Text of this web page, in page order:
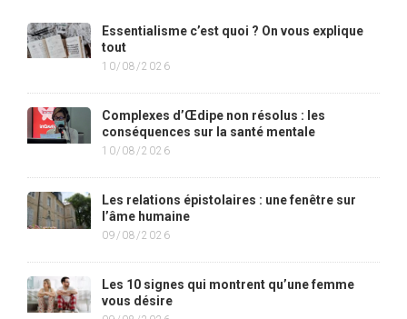
Essentialisme c’est quoi ? On vous explique
tout
10/08/2026
Complexes d’Œdipe non résolus : les
conséquences sur la santé mentale
10/08/2026
Les relations épistolaires : une fenêtre sur
l’âme humaine
09/08/2026
Les 10 signes qui montrent qu’une femme
vous désire